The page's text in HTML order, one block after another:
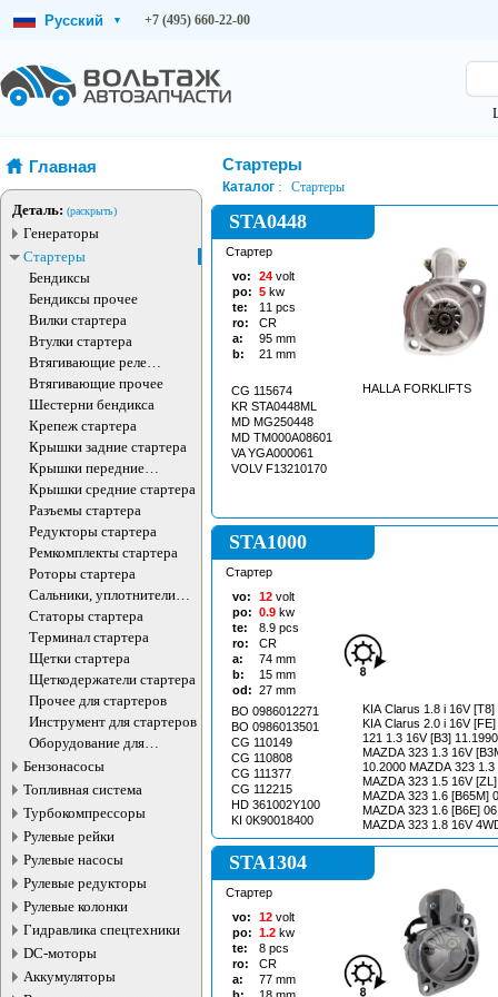
Русский ▾ +7 (495) 660-22-00
Главная
Деталь: (раскрыть)
Генераторы
Стартеры
Бендиксы
Бендиксы прочее
Вилки стартера
Втулки стартера
Втягивающие реле
стартера
Втягивающие прочее
Шестерни бендикса
Крепеж стартера
Крышки задние стартера
Крышки передние
стартера
Крышки средние стартера
Разъемы стартера
Редукторы стартера
Ремкомплекты стартера
Роторы стартера
Сальники, уплотнители
,изоляторы стартера
Статоры стартера
Терминал стартера
Щетки стартера
Щеткодержатели стартера
Прочее для стартеров
Инструмент для стартеров
Оборудование для
стартеров
Бензонасосы
Топливная система
Турбокомпрессоры
Рулевые рейки
Рулевые насосы
Рулевые редукторы
Рулевые колонки
Гидравлика спецтехники
DC-моторы
Аккумуляторы
Стартеры
Каталог Стартеры
STA0448
Стартер
vo:
24 volt
po: 5 kw
te:
11 pcs
ro:
CR
a:
95 mm
b:
21 mm
CG 115674
KR STA0448ML
MD MG250448
MD TM000A08601
VA YGA000061
VOLV F13210170
HALLA FORKLIFTS
STA1000
Стартер
vo:
12 volt
po: 0.9 kw
te:
8.9 pcs
ro:
CR
a:
74 mm
b:
15 mm
od: 27 mm
BO 0986012271
BO 0986013501
CG 110149
CG 110808
CG 111377
CG 112215
HD 361002Y100
KI 0K90018400
KIA Clarus 1.8 i 16V
KIA Clarus 2.0 i 16V [FE]
121 1.3 16V [B3]
MAZDA 323 1.3 16V
10.2000 MAZDA 323 1.3 16V [B3] 10.1996-
MAZDA 323 1.5 16V
MAZDA 323 1.6 [B65M]
MAZDA 323 1.6 [B6E]
MAZDA 323 1.8 16V
07.1994 MAZDA 323 1.8 4WD 06.1991-
03.1993 MAZDA 323 S 1.4 [B3] 01.2001-
MAZDA B 2200 2.2
MAZDA Demio 1.3 16V
KIA Pride 1.3 [B3]
1.5 i 16V [B5] 02.1996-12.1997
1.6 [B6] 09.1993-12.1997 KIA Sephia
[B6] 01.1995-12.1997 KIA Sportage 2.0 i 16V
STA1304
Стартер
vo:
12 volt
po: 1.2 kw
te:
8 pcs
ro:
CR
a:
77 mm